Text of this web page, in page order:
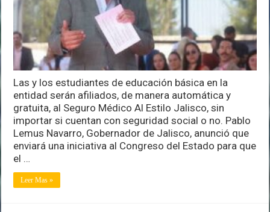
República
Mexicana
con
cobertura
médica
universal
para
niñas
y
niños
Las y los estudiantes de educación básica en la
entidad serán afiliados, de manera automática y
gratuita, al Seguro Médico Al Estilo Jalisco, sin
importar si cuentan con seguridad social o no. Pablo
Lemus Navarro, Gobernador de Jalisco, anunció que
enviará una iniciativa al Congreso del Estado para que
el …
Leer Mas »